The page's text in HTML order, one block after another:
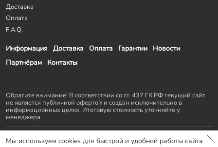
Информация Доставка Оплата Гарантии
Новости
Партнёрам
Контакты
Доставка
Оплата
F.A.Q.
Обратите внимание! В соответствии со ст. 437 ГК РФ текущий сайт
не является публичной офертой и создан исключительно в
информационных целях. Итоговую стоимость уточняйте у
менеджера.
Остальные проекты KZS GROUP
Мы используем cookies для быстрой и удобной работы сайта